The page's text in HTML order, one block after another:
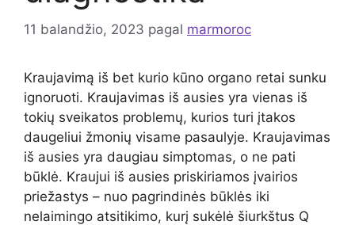
11 balandžio, 2023 pagal marmoroc
Kraujavimą iš bet kurio kūno organo retai sunku
ignoruoti. Kraujavimas iš ausies yra vienas iš
tokių sveikatos problemų, kurios turi įtakos
daugeliui žmonių visame pasaulyje. Kraujavimas
iš ausies yra daugiau simptomas, o ne pati
būklė. Kraujui iš ausies priskiriamos įvairios
priežastys – nuo ​​pagrindinės būklės iki
nelaimingo atsitikimo, kurį sukėlė šiurkštus Q